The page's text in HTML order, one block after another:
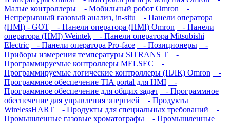
Малые контроллеры
- Мобильный робот Omron
-
Непрерывный газовый анализ, in-situ
- Панели оператора
(HMI) - GOT
- Панели оператора (HMI) Omron
- Панели
оператора (HMI) Weintek
- Панели оператора Mitsubishi
Electric
- Панели оператора Pro-face - Позиционеры
-
Приборы измерения температуры SITRANS T
-
Программируемые контроллеры MELSEC
-
Программируемые логические контроллеры (ПЛК) Omron
-
Программное обеспечение TIA portal для HMI
-
Программное обеспечение для общих задач
- Программное
обеспечение для управления энергией
- Продукты
WirelessHART
- Продукты для специальных требований
-
Промышленные газовые хроматографы
- Промышленные